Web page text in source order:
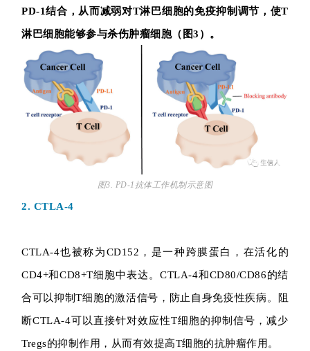
PD-1结合，从而减弱对T淋巴细胞的免疫抑制调节，使T
淋巴细胞能够参与杀伤肿瘤细胞（图3）。
图3. PD-1抗体工作机制示意图
2. CTLA-4
CTLA-4也被称为CD152，是一种跨膜蛋白，在活化的
CD4+和CD8+T细胞中表达。CTLA-4和CD80/CD86的结
合可以抑制T细胞的激活信号，防止自身免疫性疾病。阻
断CTLA-4可以直接针对效应性T细胞的抑制信号，减少
Tregs的抑制作用，从而有效提高T细胞的抗肿瘤作用。